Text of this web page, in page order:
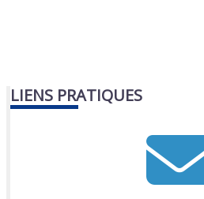
LIENS PRATIQUES